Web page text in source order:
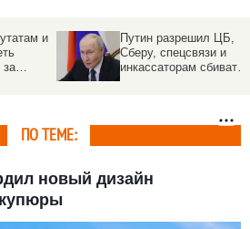
ЦБ,
и
Контроль по
видеосвязи. Как
изменятся правила
ПО ТЕМЕ:
новый дизайн